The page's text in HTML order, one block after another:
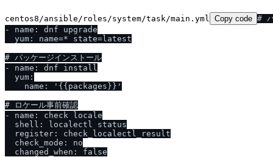
centos8/ansible/roles/system/task/main.yml Copy code #
- name: dnf upgrade
  yum: name=* state=latest
# パッケージインストール
- name: dnf install
  yum:
    name: '{{packages}}'
# ロケール事前確認
- name: check locale
  shell: localectl status
  register: check_localectl_result
  check_mode: no
  changed_when: false